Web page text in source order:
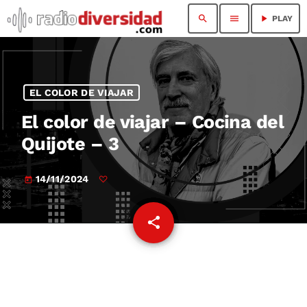
search menu play_arrow PLAY
EL COLOR DE VIAJAR
El color de viajar – Cocina del
Quijote – 3
today 14/11/2024
share
email